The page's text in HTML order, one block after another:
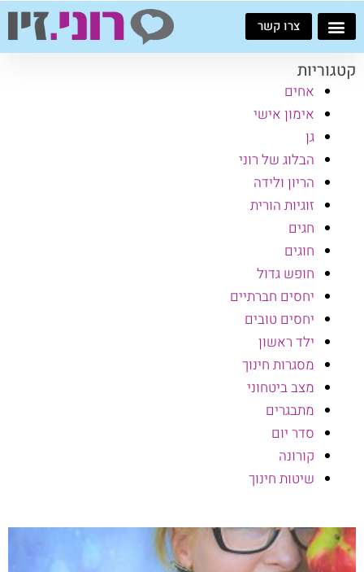
דילוג
לתוכן
צרו קשר
קטגוריות
אחים
אימון אישי
גן
הבלוג של רוני
הריון ולידה
זוגיות הורית
חגים
חוגים
חופש גדול
יחסים חברתיים
יחסים טובים
ילד ראשון
מסגרות חינוך
מצב ביטחוני
מתבגרים
סדר יום
קורונה
שיטות חינוך